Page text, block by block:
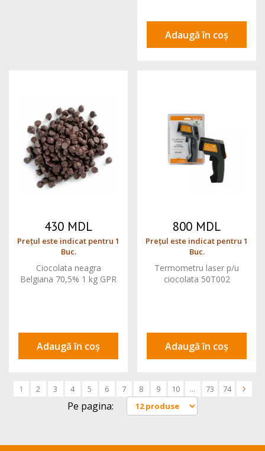
Adaugă în coș
430 MDL
Prețul este indicat pentru 1
Buc.
Ciocolata neagra
Belgiana 70,5% 1 kg GPR
Adaugă în coș
800 MDL
Prețul este indicat pentru 1
Buc.
Termometru laser p/u
ciocolata 50T002
Adaugă în coș
1 2 3 4 5 6 7 8 9 10 ... 73 74 >
Pe pagina: